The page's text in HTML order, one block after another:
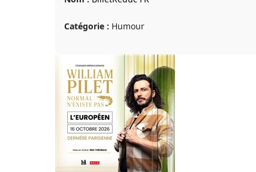
Catégorie : Humour